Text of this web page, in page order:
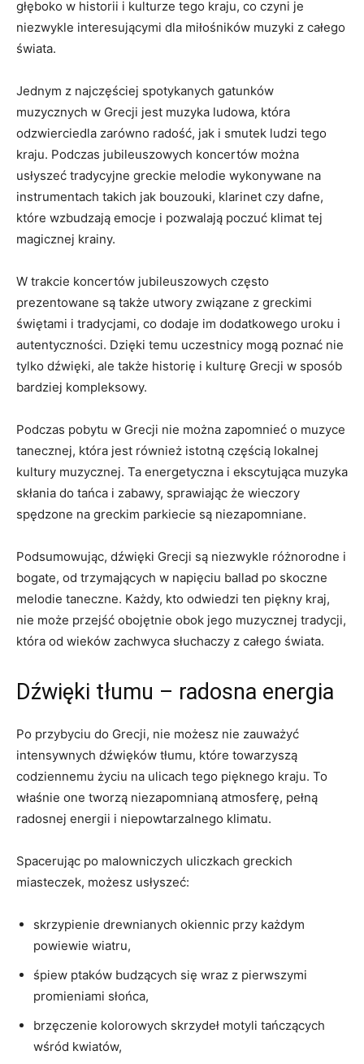
głęboko w historii i kulturze tego kraju, co czyni je
niezwykle interesującymi dla miłośników ⁢muzyki z całego
świata.
Jednym z⁢ najczęściej spotykanych gatunków
muzycznych w Grecji jest muzyka⁤ ludowa, która
odzwierciedla‌ zarówno radość, jak i smutek ludzi tego
kraju. Podczas ⁣jubileuszowych koncertów można
‍usłyszeć ⁢tradycyjne greckie melodie wykonywane na
instrumentach takich jak bouzouki, klarinet czy ‌dafne,
które wzbudzają emocje i​ pozwalają poczuć klimat tej
magicznej krainy.
W trakcie koncertów jubileuszowych często
prezentowane są także utwory związane z greckimi
‍świętami i tradycjami,⁢ co dodaje im dodatkowego uroku i
autentyczności. Dzięki temu uczestnicy mogą poznać nie
tylko dźwięki, ale także ‌historię i kulturę Grecji w sposób
bardziej kompleksowy.
Podczas pobytu w ‍Grecji nie można zapomnieć o muzyce
tanecznej, która⁢ jest również istotną częścią lokalnej
kultury muzycznej. Ta energetyczna i ekscytująca muzyka
skłania do tańca i zabawy, sprawiając że⁤ wieczory
spędzone na‌ greckim parkiecie są niezapomniane.
Podsumowując, dźwięki Grecji są niezwykle różnorodne i
bogate, od trzymających w napięciu ballad po skoczne
melodie ‌taneczne. Każdy, kto odwiedzi ten‌ piękny kraj,
nie ⁤może przejść obojętnie obok jego muzycznej tradycji,
która od⁣ wieków zachwyca słuchaczy z całego świata.
Dźwięki tłumu – radosna energia
Po przybyciu do Grecji, nie możesz nie zauważyć
intensywnych ‍dźwięków tłumu, które towarzyszą
codziennemu życiu na ulicach tego pięknego kraju. To
właśnie one tworzą niezapomnianą atmosferę, pełną
radosnej energii i niepowtarzalnego ‍klimatu.
Spacerując po malowniczych uliczkach greckich
miasteczek, możesz usłyszeć:
skrzypienie drewnianych okiennic przy każdym
powiewie ‌wiatru,
śpiew ptaków budzących się wraz z pierwszymi ​
promieniami słońca,
brzęczenie kolorowych skrzydeł⁤ motyli tańczących
wśród kwiatów,